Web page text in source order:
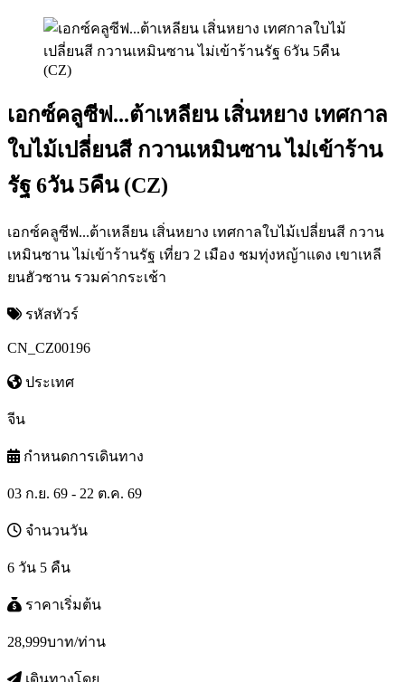
เอกซ์คลูซีฟ...ต้าเหลียน เสิ่นหยาง เทศกาล
ใบไม้เปลี่ยนสี กวานเหมินซาน ไม่เข้าร้าน
รัฐ 6วัน 5คืน (CZ)
เอกซ์คลูซีฟ...ต้าเหลียน เสิ่นหยาง เทศกาลใบไม้เปลี่ยนสี กวาน
เหมินซาน ไม่เข้าร้านรัฐ เที่ยว 2 เมือง ชมทุ่งหญ้าแดง เขาเหลี
ยนฮัวซาน รวมค่ากระเช้า
รหัสทัวร์
CN_CZ00196
ประเทศ
จีน
กำหนดการเดินทาง
03 ก.ย. 69 - 22 ต.ค. 69
จำนวนวัน
6 วัน 5 คืน
ราคาเริ่มต้น
28,999บาท/ท่าน
เดินทางโดย